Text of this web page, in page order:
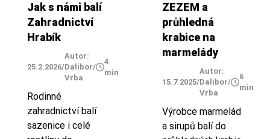
Jak s námi balí
Zahradnictví
Hrabík
25.2.2026/
Autor:
Dalibor
Vrba
/
4
min
Rodinné
zahradnictví balí
sazenice i celé
ZEZEM a
průhledná
krabice na
marmelády
15.7.2025/
Autor:
Dalibor
Vrba
/
6
min
Výrobce marmelád
a sirupů balí do